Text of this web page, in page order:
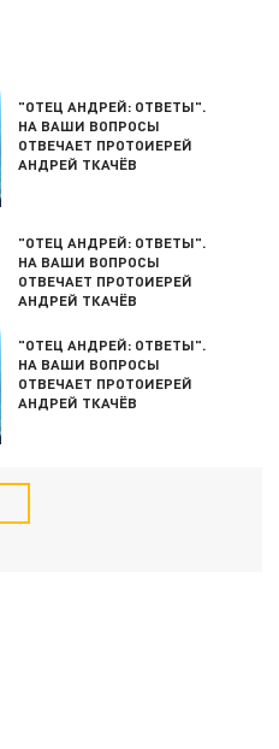
"ОТЕЦ АНДРЕЙ: ОТВЕТЫ".
НА ВАШИ ВОПРОСЫ
ОТВЕЧАЕТ ПРОТОИЕРЕЙ
АНДРЕЙ ТКАЧЁВ
"ОТЕЦ АНДРЕЙ: ОТВЕТЫ".
НА ВАШИ ВОПРОСЫ
ОТВЕЧАЕТ ПРОТОИЕРЕЙ
АНДРЕЙ ТКАЧЁВ
"ОТЕЦ АНДРЕЙ: ОТВЕТЫ".
НА ВАШИ ВОПРОСЫ
ОТВЕЧАЕТ ПРОТОИЕРЕЙ
АНДРЕЙ ТКАЧЁВ